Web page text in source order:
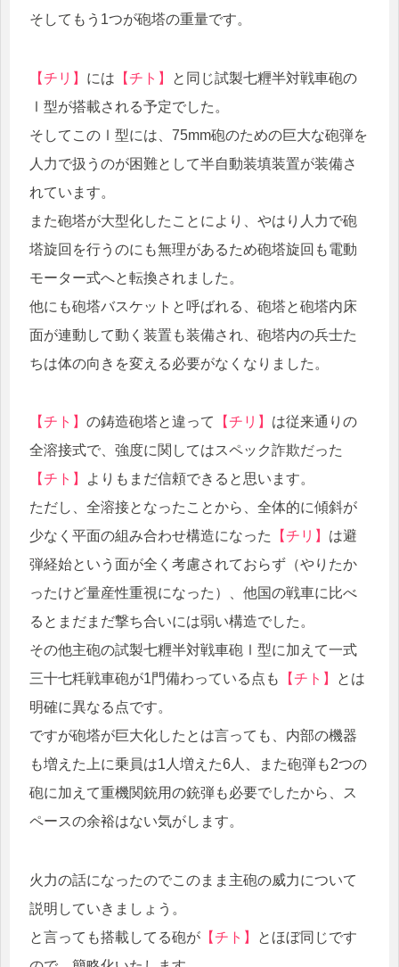
そしてもう1つが砲塔の重量です。
【チリ】 には 【チト】
と同じ試製七糎半対戦車砲の
Ⅰ型が搭載される予定でした。
そしてこのⅠ型には、75mm砲のための巨大な砲弾を
人力で扱うのが困難として半自動装填装置が装備さ
れています。
また砲塔が大型化したことにより、やはり人力で砲
塔旋回を行うのにも無理があるため砲塔旋回も電動
モーター式へと転換されました。
他にも砲塔バスケットと呼ばれる、砲塔と砲塔内床
面が連動して動く装置も装備され、砲塔内の兵士た
ちは体の向きを変える必要がなくなりました。
【チト】 の鋳造砲塔と違って 【チリ】 は従来通りの
全溶接式で、強度に関してはスペック詐欺だった
【チト】
よりもまだ信頼できると思います。
ただし、全溶接となったことから、全体的に傾斜が
少なく平面の組み合わせ構造になった
【チリ】 は避
弾経始という面が全く考慮されておらず（やりたか
ったけど量産性重視になった）、他国の戦車に比べ
るとまだまだ撃ち合いには弱い構造でした。
その他主砲の試製七糎半対戦車砲Ⅰ型に加えて一式
三十七粍戦車砲が1門備わっている点も
【チト】
とは
明確に異なる点です。
ですが砲塔が巨大化したとは言っても、内部の機器
も増えた上に乗員は1人増えた6人、また砲弾も2つの
砲に加えて重機関銃用の銃弾も必要でしたから、ス
ペースの余裕はない気がします。
火力の話になったのでこのまま主砲の威力について
説明していきましょう。
と言っても搭載してる砲が 【チト】
とほぼ同じです